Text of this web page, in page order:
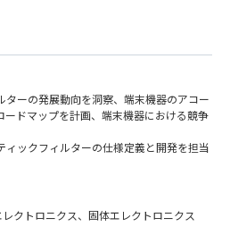
ターの発展動向を洞察、端末機器のアコー
ドマップを計画、端末機器における競争
ィックフィルターの仕様定義と開発を担当
trend of acoustic filters in the industry, p
device acoustic filters, and lead ter
クトロニクス、固体エレクトロニクス